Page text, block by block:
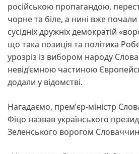
російською пропагандою,
чорне та біле, а нині вже почали
сусідніх дружніх демократій
що така позиція та політика
урозріз із вибором народу
невід’ємною частиною
додали у відомстві.
Нагадаємо, премʼєр-міністр
Фіцо назвав українського
Зеленського ворогом